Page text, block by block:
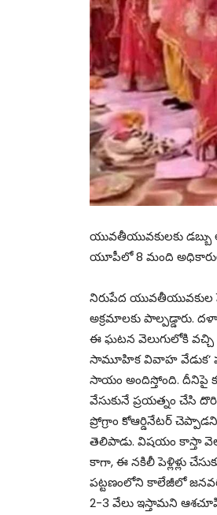
యువతీయువకులకు
యూపీలో 8 మంది
నిరుపేద యువతీయువకుల
అక్రమాలకు పాల్పడ్డారు.
ఈ ఘటన వెలుగులోకి వచ్చి
సామూహిక వివాహ వేడుక’
సాయం అందిస్తోంది. దీనిపై
వేసుకునే ప్రయత్నం చేసి
ప్రోగ్రాం కోఆర్డినేటర్
తెలిపాడు. విషయం కాస్తా
కాగా, ఈ నకిలీ పెళ్లిళ్లు
పట్టణంలోని కాలేజీలో
2-3 వేలు ఇస్తామని